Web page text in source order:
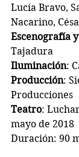
Lucía Bravo,
Nacarino,
Escenografía
Tajadura
Iluminación:
Producción:
Producciones
Teatro:
mayo de 2018
Duración: 90